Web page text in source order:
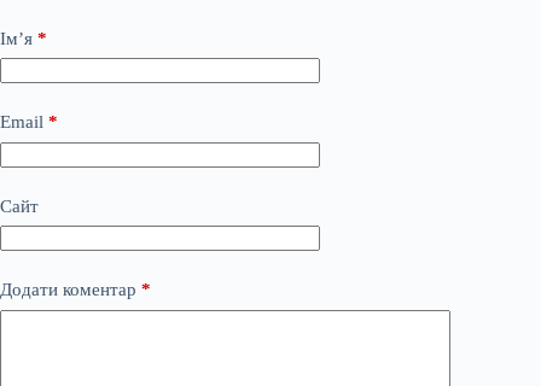
Ім’я *
Email *
Сайт
Додати коментар *